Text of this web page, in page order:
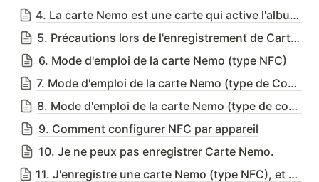
4. La carte Nemo est une carte qui active l'album via l'application Nemoz.
5. Précautions lors de l'enregistrement de Carte Nemo
6. Mode d'emploi de la carte Nemo (type NFC)
7. Mode d'emploi de la carte Nemo (type de Code Nemo)
8. Mode d'emploi de la carte Nemo (type de code QR)
9. Comment configurer NFC par appareil
10. Je ne peux pas enregistrer Carte Nemo.
11. J'enregistre une carte Nemo (type NFC), et un message pop-up continue d'apparaître.